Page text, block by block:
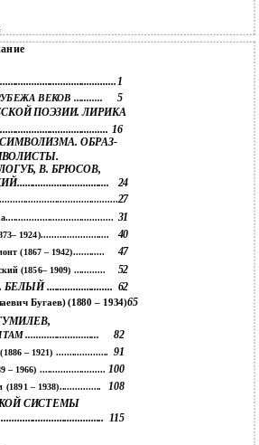
1
ВЕКОВ ...........
5
ПОЭЗИИ. ЛИРИКА
16
ОБРАЗ-
В. БРЮСОВ,
24
27
31
1924).......................... 40
(1867 – 1942)............ 47
(1856– 1909) ............
52
......................... 62
Бугаев) (1880 – 1934)65
............................ 82
– 1921) .................... 91
– 1966) ......................... 100
– 1938)................
108
СИСТЕМЫ
115